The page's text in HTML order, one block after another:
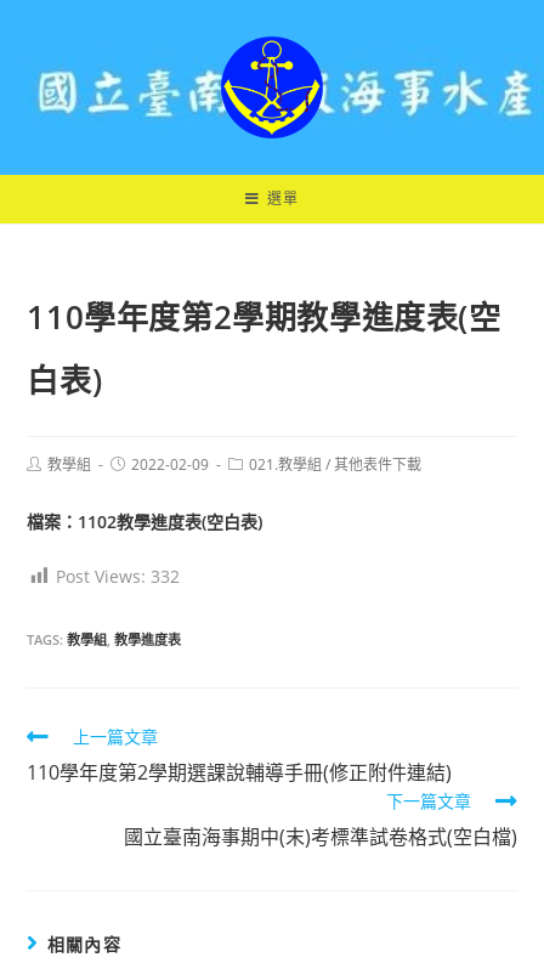
選單
110學年度第2學期教學進度表(空
白表)
Post教學組
Post2022-02-09
Post021.教學組 / 其他表件下載
檔案：1102教學進度表(空白表)
Post Views: 332
TAGS:教學組 教學進度表
Read上一篇文章
110學年度第2學期選課說輔導手冊(修正附件連結)
下一篇文章
國立臺南海事期中(末)考標準試卷格式(空白檔)
相關內容